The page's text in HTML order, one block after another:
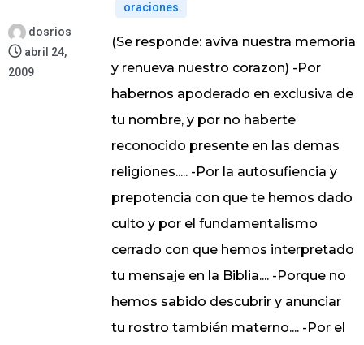
dosrios
abril 24,
2009
oraciones
(Se responde: aviva nuestra memoria
y renueva nuestro corazon) -Por
habernos apoderado en exclusiva de
tu nombre, y por no haberte
reconocido presente en las demas
religiones..... -Por la autosufiencia y
prepotencia con que te hemos dado
culto y por el fundamentalismo
cerrado con que hemos interpretado
tu mensaje en la Biblia.... -Porque no
hemos sabido descubrir y anunciar
tu rostro también materno.... -Por el